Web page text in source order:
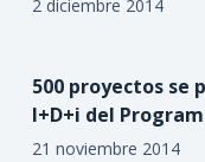
2 diciembre 2014
500 proyectos se
I+D+i del
21 noviembre 2014